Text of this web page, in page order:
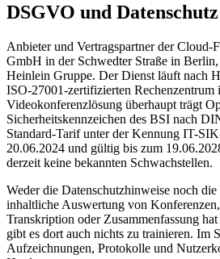
DSGVO und Datenschutz
Anbieter und Vertragspartner der Cloud-
GmbH in der Schwedter Straße in
Heinlein Gruppe. Der Dienst läuft nach
ISO-27001-zertifizierten Rechenzentrum
Videokonferenzlösung überhaupt trägt
Sicherheitskennzeichen des BSI nach
Standard-Tarif unter der Kennung IT-
20.06.2024 und gültig bis zum
derzeit keine bekannten Schwachstellen.
Weder die Datenschutzhinweise noch
inhaltliche Auswertung von
Transkription oder Zusammenfassung
gibt es dort auch nichts zu trainieren. Im
Aufzeichnungen, Protokolle und